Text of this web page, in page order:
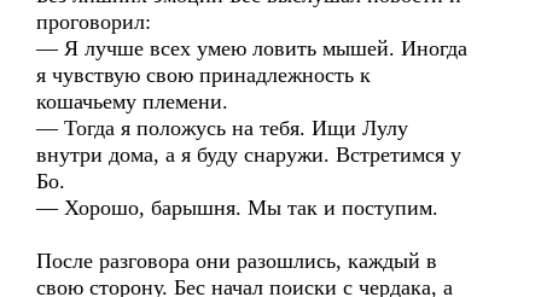
проговорил:
— Я лучше всех умею ловить мышей. Иногда
я чувствую свою принадлежность к
кошачьему племени.
— Тогда я положусь на тебя. Ищи Лулу
внутри дома, а я буду снаружи. Встретимся у
Бо.
— Хорошо, барышня. Мы так и поступим.
После разговора они разошлись, каждый в
свою сторону. Бес начал поиски с чердака, а